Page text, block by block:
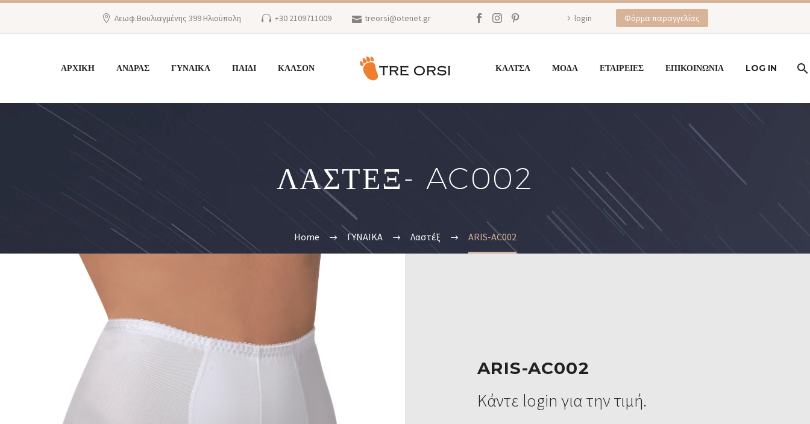
Λεωφ.Βουλιαγμένης 399 Ηλιούπολη +30 2109711009 treorsi@otenet.gr login Φόρμα παραγγελίας
ΑΡΧΙΚΗ ΑΝΔΡΑΣ ΓΥΝΑΙΚΑ ΠΑΙΔΙ ΚΑΛΣΟΝ ΚΑΛΤΣΑ ΜΟΔΑ ΕΤΑΙΡΕΙΕΣ ΕΠΙΚΟΙΝΩΝΙΑ LOG IN
ΛΑΣΤΕΞ- AC002
Home ΓΥΝΑΙΚΑ Λαστέξ ARIS-AC002
ARIS-AC002
Κάντε login για την τιμή.